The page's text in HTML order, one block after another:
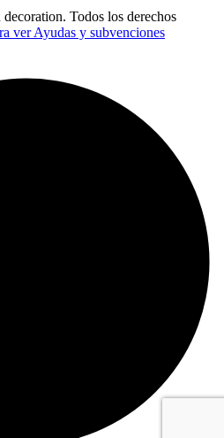
Todos los derechos
ver Ayudas y subvenciones